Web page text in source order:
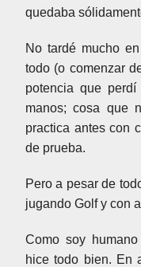
quedaba
No tardé mucho
todo (o comenzar
potencia que
manos; cosa que
practica antes con
de prueba.
Pero a pesar de
jugando Golf y con
Como soy
hice todo bien. En